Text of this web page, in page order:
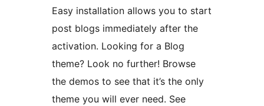
Easy installation allows you to start
post blogs immediately after the
activation. Looking for a Blog
theme? Look no further! Browse
the demos to see that it’s the only
theme you will ever need. See